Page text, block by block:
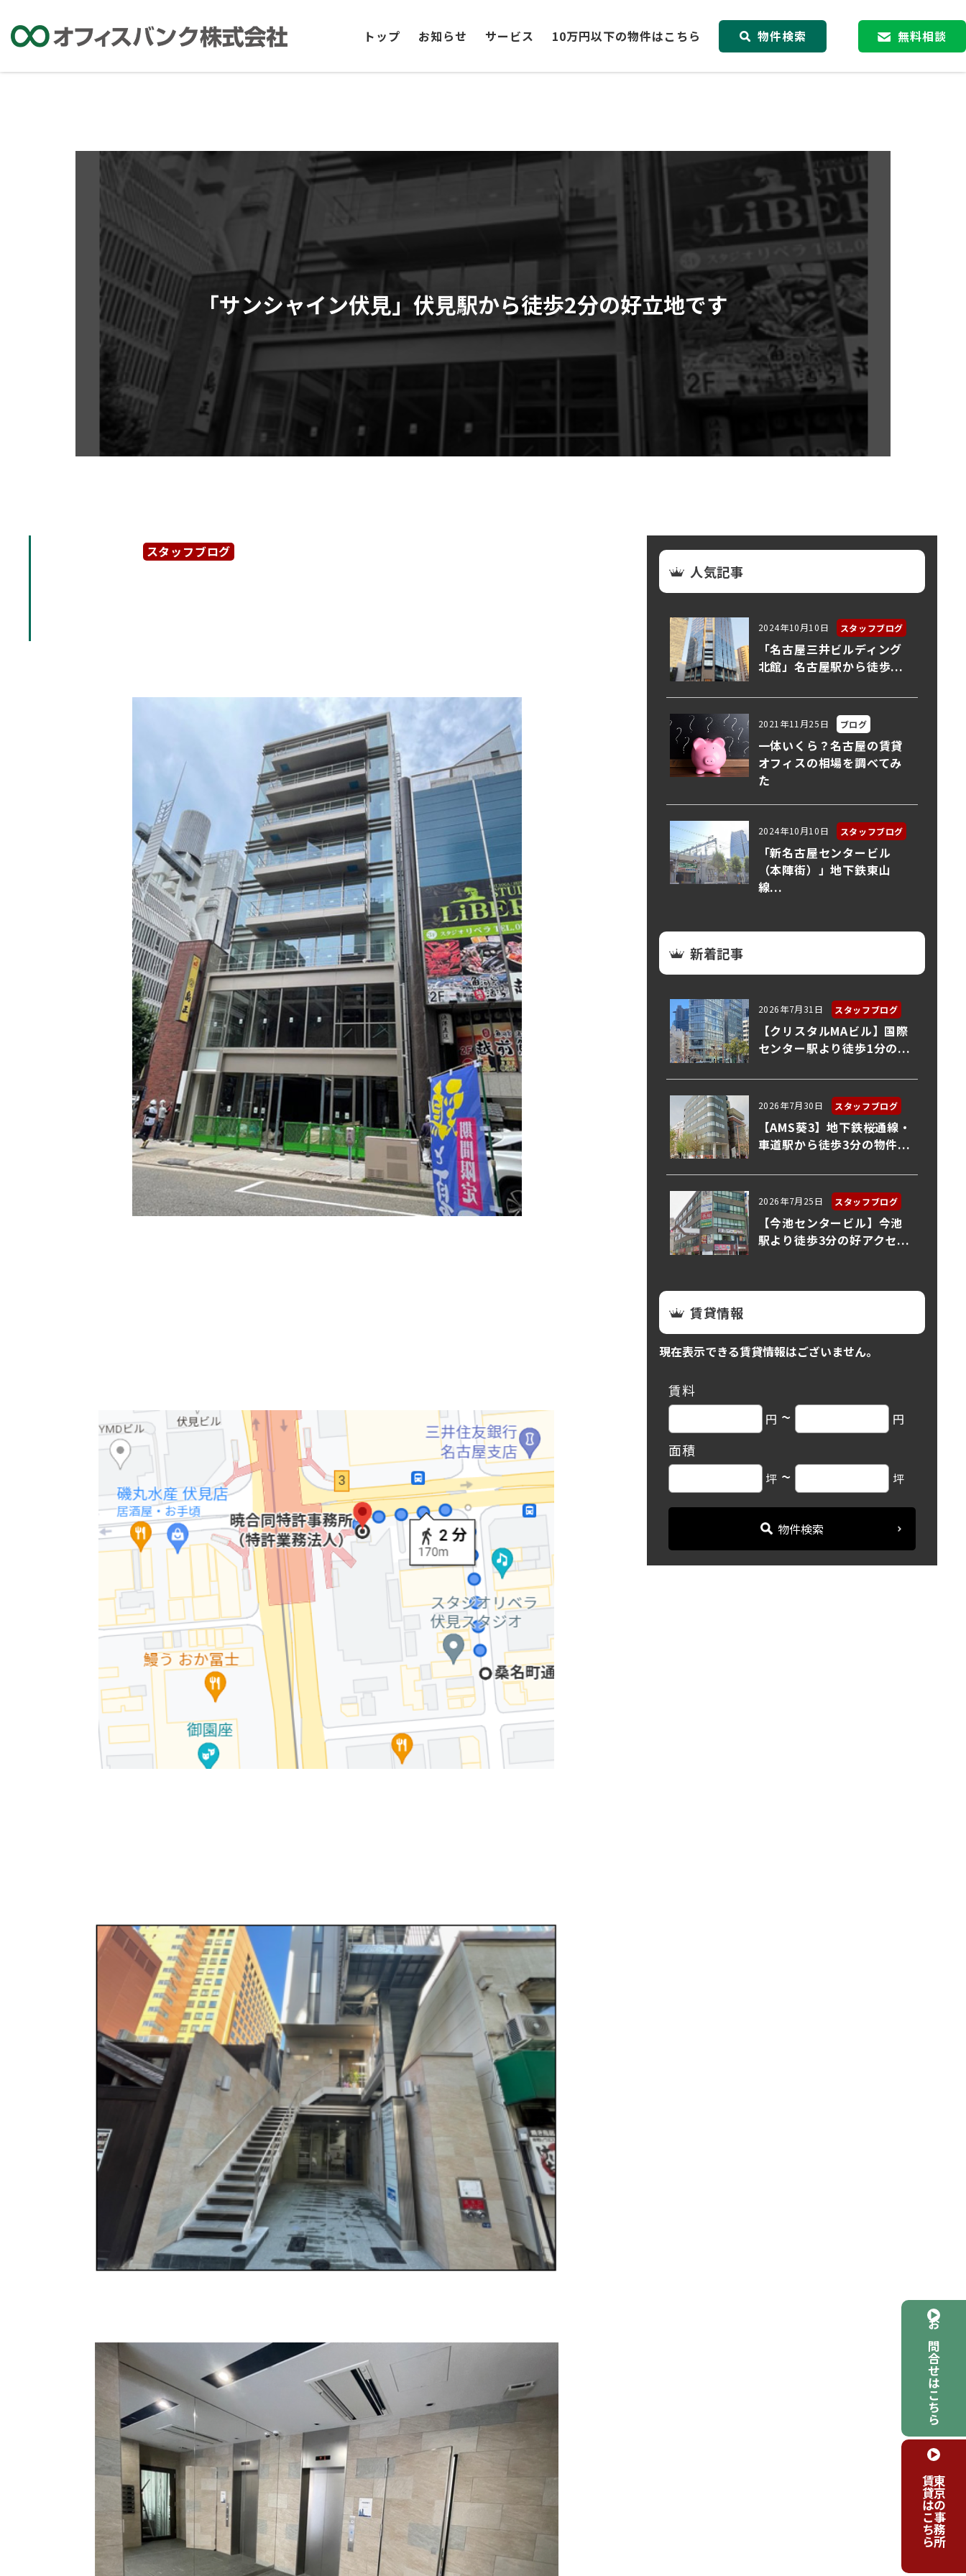
トップ お知らせ サービス 10万円以下の物件はこちら 物件検索 無料相談
「サンシャイン伏見」伏見駅から徒歩2分の好立地です
スタッフブログ
人気記事
2024年10月10日 スタッフブログ
「名古屋三井ビルディング
北館」名古屋駅から徒歩...
2021年11月25日 ブログ
一体いくら？名古屋の賃貸
オフィスの相場を調べてみ
た
2024年10月10日 スタッフブログ
「新名古屋センタービル
（本陣街）」地下鉄東山
線...
新着記事
2026年7月31日 スタッフブログ
【クリスタルMAビル】国際
センター駅より徒歩1分の...
2026年7月30日 スタッフブログ
【AMS葵3】地下鉄桜通線・
車道駅から徒歩3分の物件...
2026年7月25日 スタッフブログ
【今池センタービル】今池
駅より徒歩3分の好アクセ...
賃貸情報
現在表示できる賃貸情報はございません。
賃料
円 ~ 円
面積
坪 ~ 坪
物件検索
お問合せはこちら
東京の事務所
賃貸はこちら